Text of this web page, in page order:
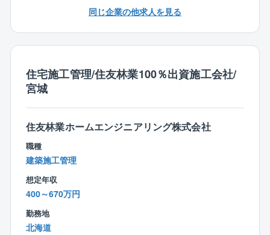
◇コンストラクションマネジメント
2. 大規模改修工事のコンサルティング
4. 建築基準法による特殊建築物調査報告書作成
オーナー様の大切な建物を長期に維持するため、実績
と経験を活かした計画的な修繕をご提案します。
最小限の経費で修繕を行い、引き渡し後も専門スタッ
フによるアフター点検・ご報告を実施します。
◇建築工事
1. ビル・マンションの大規模改修工事
2. 店舗・テナントの新築・改修工事
3. ビル・マンションの設備更新工事
同じ企業の他求人を見る
住宅施工管理/住友林業100％出資施工会社/
宮城
住友林業ホームエンジニアリング株式会社
職種
建築施工管理
想定年収
400～670万円
勤務地
北海道